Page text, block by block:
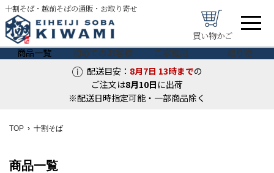
十割そば・越前そばの通販・お取り寄せ
買い物かご
商品一覧 初めてのお客様 ご家庭用
贈り物
配送目安： 8月7日 13時までの
ご注文は8月10日 に出荷
※配送日時指定可能・一部商品除く
TOP 十割そば
商品一覧